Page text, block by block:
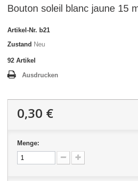
Bouton soleil blanc jaune 15
Artikel-Nr. b21
Zustand Neu
92 Artikel
Ausdrucken
0,30 €
Menge: